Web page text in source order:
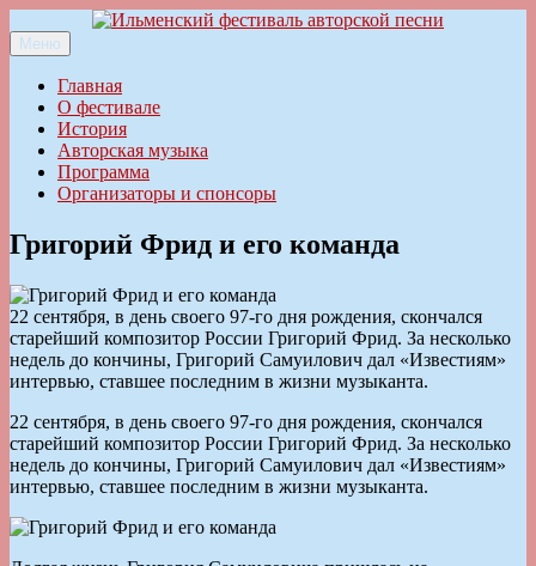
к
содержимому
Ильменский фестиваль авторской песни
Меню
Главная
О фестивале
История
Авторская музыка
Программа
Организаторы и спонсоры
Григорий Фрид и его команда
22 сентября, в день своего 97-го дня рождения, скончался
старейший композитор России Григорий Фрид. За несколько
недель до кончины, Григорий Самуилович дал «Известиям»
интервью, ставшее последним в жизни музыканта.
22 сентября, в день своего 97-го дня рождения, скончался
старейший композитор России Григорий Фрид. За несколько
недель до кончины, Григорий Самуилович дал «Известиям»
интервью, ставшее последним в жизни музыканта.